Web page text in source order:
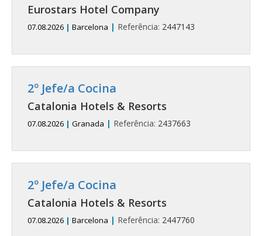
Eurostars Hotel Company
07.08.2026 | Barcelona | Referência: 2447143
2º Jefe/a Cocina
Catalonia Hotels & Resorts
07.08.2026 | Granada | Referência: 2437663
2º Jefe/a Cocina
Catalonia Hotels & Resorts
07.08.2026 | Barcelona | Referência: 2447760